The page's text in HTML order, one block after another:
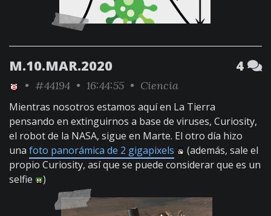
M.10.MAR.2020 4
• #44194 • 16:44:55 • Ciencia
Mientras nosotros estamos aquí en La Tierra
pensando en extinguirnos a base de viruses, Curiosity,
el robot de la NASA, sigue en Marte. El otro día hizo
una foto panorámica de 2 gigapixels
(además, sale el
propio Curiosity, así que se puede considerar que es un
selfie
)